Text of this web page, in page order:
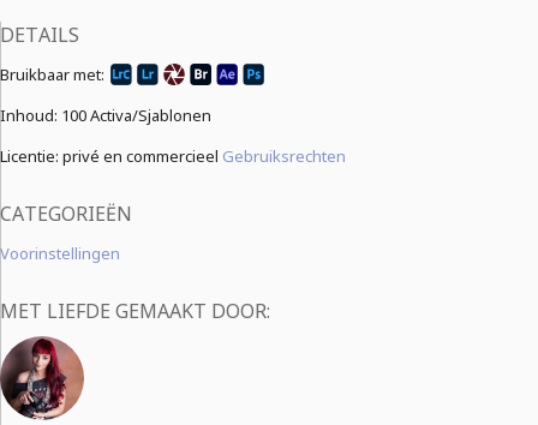
DETAILS
Bruikbaar met:
Inhoud: 100 Activa/Sjablonen
Licentie: privé en commercieel Gebruiksrechten
CATEGORIEËN
Voorinstellingen
MET LIEFDE GEMAAKT DOOR: